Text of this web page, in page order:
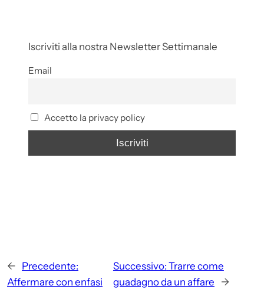
Iscriviti alla nostra Newsletter Settimanale
Email
Accetto la privacy policy
← Precedente:
Affermare con enfasi
Successivo: Trarre come
guadagno da un affare
→